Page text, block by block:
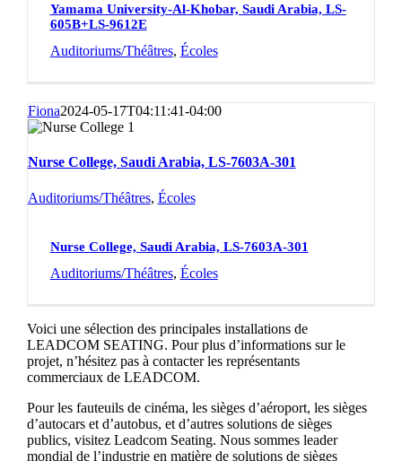
Yamama University-Al-Khobar, Saudi Arabia, LS-
605B+LS-9612E
Auditoriums/Théâtres, Écoles
Fiona2024-05-17T04:11:41-04:00
Nurse College, Saudi Arabia, LS-7603A-301
Auditoriums/Théâtres, Écoles
Nurse College, Saudi Arabia, LS-7603A-301
Auditoriums/Théâtres, Écoles
Voici une sélection des principales installations de
LEADCOM SEATING. Pour plus d’informations sur le
projet, n’hésitez pas à contacter les représentants
commerciaux de LEADCOM.
Pour les fauteuils de cinéma, les sièges d’aéroport, les sièges
d’autocars et d’autobus, et d’autres solutions de sièges
publics, visitez Leadcom Seating. Nous sommes leader
mondial de l’industrie en matière de solutions de sièges